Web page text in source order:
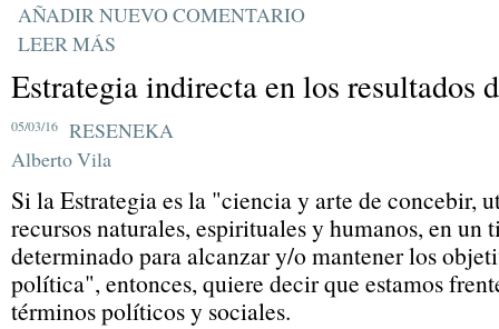
AÑADIR NUEVO COMENTARIO
LEER MÁS
Estrategia indirecta en los resultados
05/03/16
RESENEKA
Alberto Vila
Si la Estrategia es la "ciencia y arte de concebir,
recursos naturales, espirituales y humanos, en un
determinado para alcanzar y/o mantener los
política", entonces, quiere decir que estamos
términos políticos y sociales.